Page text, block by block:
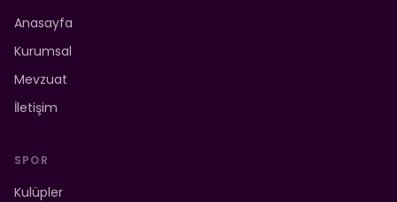
Anasayfa
Kurumsal
Mevzuat
İletişim
SPOR
Kulüpler